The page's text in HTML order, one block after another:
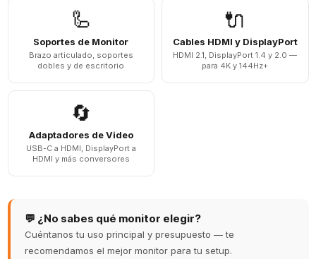
🦾
Soportes de Monitor
Brazo articulado, soportes
dobles y de escritorio
🔌
Cables HDMI y DisplayPort
HDMI 2.1, DisplayPort 1.4 y 2.0 —
para 4K y 144Hz+
🔄
Adaptadores de Video
USB-C a HDMI, DisplayPort a
HDMI y más conversores
💬 ¿No sabes qué monitor elegir?
Cuéntanos tu uso principal y presupuesto — te
recomendamos el mejor monitor para tu setup.